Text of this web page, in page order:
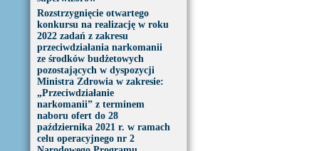
Rozstrzygnięcie otwartego
konkursu na realizację w roku
2022 zadań z zakresu
przeciwdziałania narkomanii
ze środków budżetowych
pozostających w dyspozycji
Ministra Zdrowia w zakresie:
„Przeciwdziałanie
narkomanii” z terminem
naboru ofert do 28
października 2021 r. w ramach
celu operacyjnego nr 2